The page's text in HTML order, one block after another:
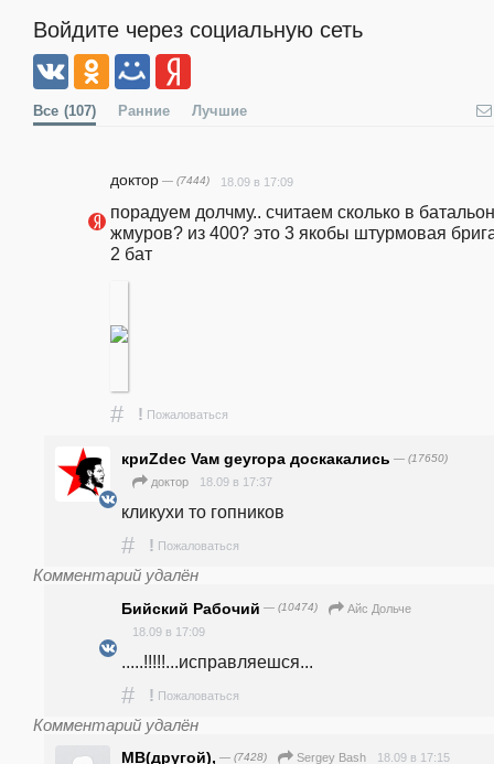
Войдите через социальную сеть
Все (107) Ранние Лучшие
доктор — (7444) 18.09 в 17:09
порадуем долчму.. считаем сколько в
жмуров? из 400? это 3 якобы штурмовая
2 бат
# ! Пожаловаться
криZdec Vaм geyropa доскакались — (17650)
доктор 18.09 в 17:37
кликухи то гопников
# ! Пожаловаться
Комментарий удалён
Бийский Рабочий — (10474)
Айс Дольче
18.09 в 17:09
.....!!!!!...исправляешся...
# ! Пожаловаться
Комментарий удалён
MB(другой), — (7428) Sergey Bash 18.09 в 17:15